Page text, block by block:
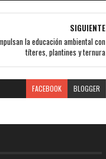
SIGUIENTE
la educación ambiental con
títeres, plantines y ternura
FACEBOOK BLOGGER